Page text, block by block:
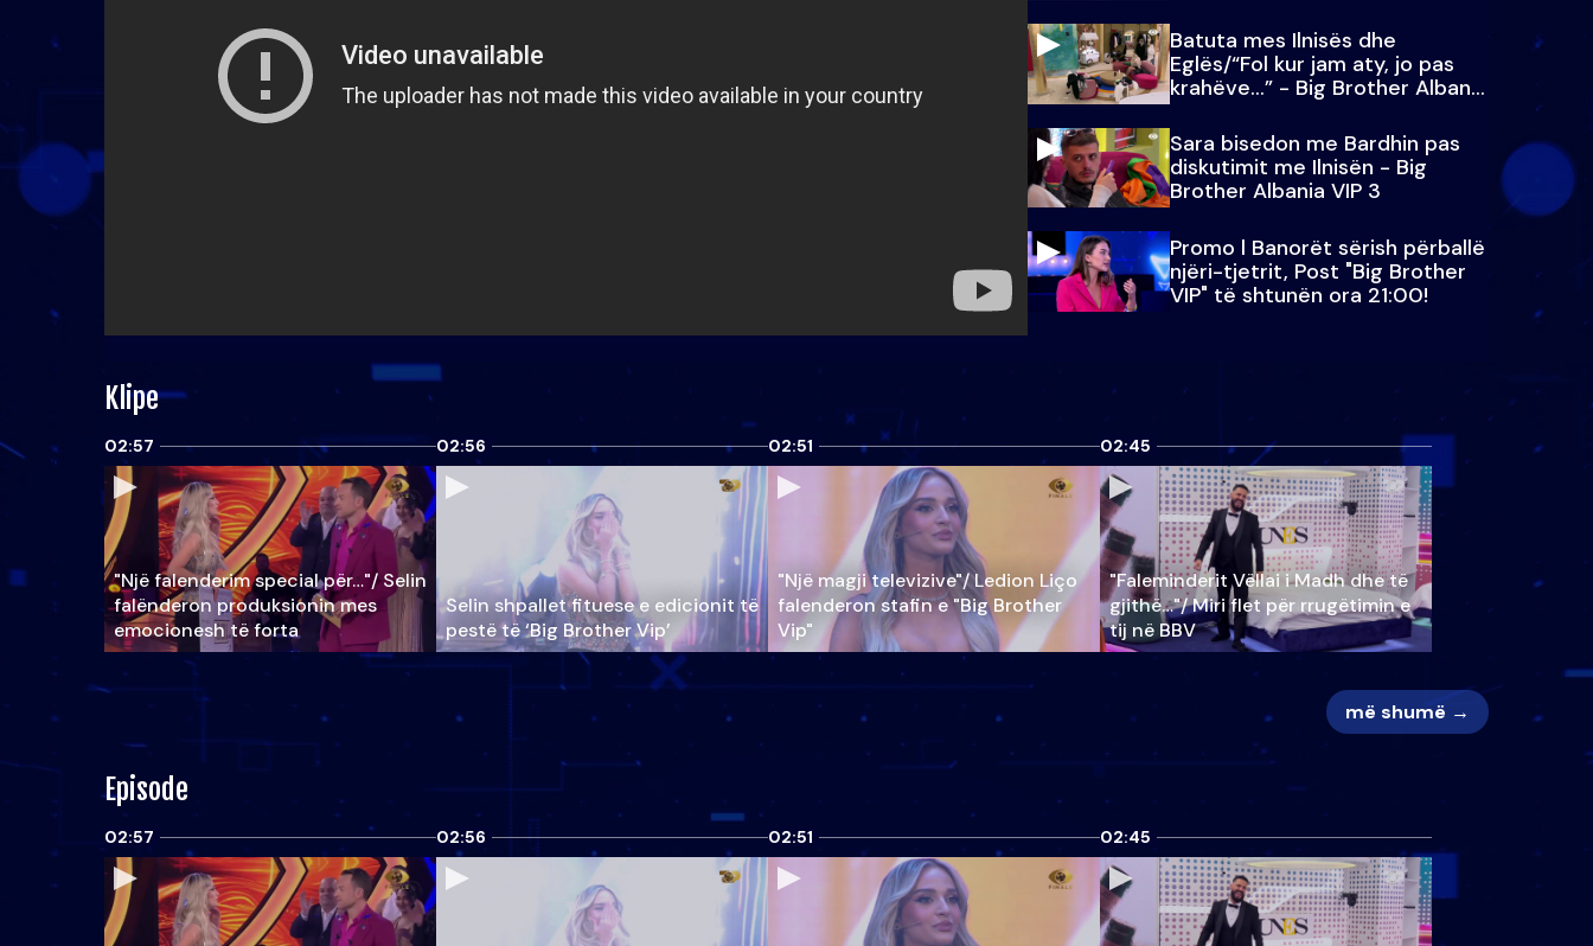
Batuta mes Ilnisës dhe
Eglës/“Fol kur jam aty, jo pas
krahëve…” - Big Brother Albania
VIP 3
Sara bisedon me Bardhin pas
diskutimit me Ilnisën - Big
Brother Albania VIP 3
Promo l Banorët sërish përballë
njëri-tjetrit, Post "Big Brother
VIP" të shtunën ora 21:00!
Klipe
02:57
"Një falenderim special për…"/ Selin
falënderon produksionin mes
emocionesh të forta
02:56
Selin shpallet fituese e edicionit të
pestë të ‘Big Brother Vip’
02:51
"Një magji televizive"/ Ledion Liço
falenderon stafin e "Big Brother
Vip"
02:45
"Faleminderit Vëllai i Madh dhe të
gjithë…"/ Miri flet për rrugëtimin e
tij në BBV
më shumë →
Episode
02:57 02:56 02:51 02:45